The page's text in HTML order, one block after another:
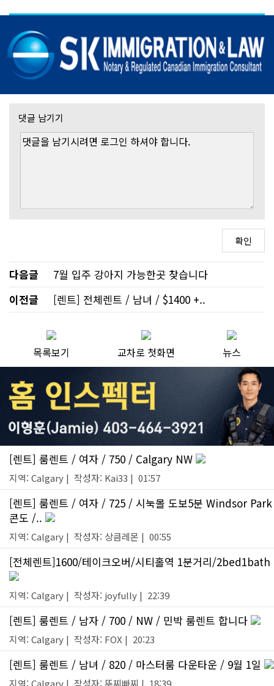
댓글 남기기
다음글
7월 입주 강아지 가능한곳 찾습니다
이전글
[렌트] 전체렌트 / 남녀 / $1400 +..
목록보기 교차로 첫화면 뉴스
[렌트] 룸렌트 / 여자 / 750 / Calgary NW
지역: Calgary | 작성자: Kai33 | 01:57
[렌트] 룸렌트 / 여자 / 725 / 시눅몰 도보5분 Windsor Park
콘도 /..
지역: Calgary | 작성자: 상큼레몬 | 00:55
[전체렌트]1600/테이크오버/시티홀역 1분거리/2bed1bath
지역: Calgary | 작성자: joyfully | 22:39
[렌트] 룸렌트 / 남자 / 700 / NW / 민박 룸렌트 합니다
지역: Calgary | 작성자: FOX | 20:23
[렌트] 룸렌트 / 남녀 / 820 / 마스터룸 다운타운 / 9월 1일